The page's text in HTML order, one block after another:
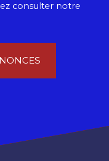
consulter notre